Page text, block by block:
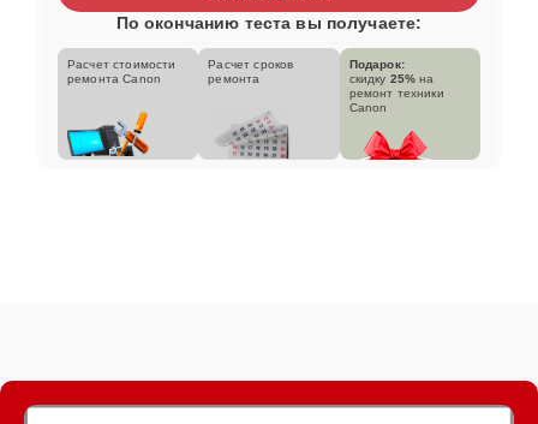
По окончанию теста вы получаете:
Расчет стоимости
ремонта Canon
Расчет сроков
ремонта
Подарок:
скидку 25% на
ремонт техники
Canon